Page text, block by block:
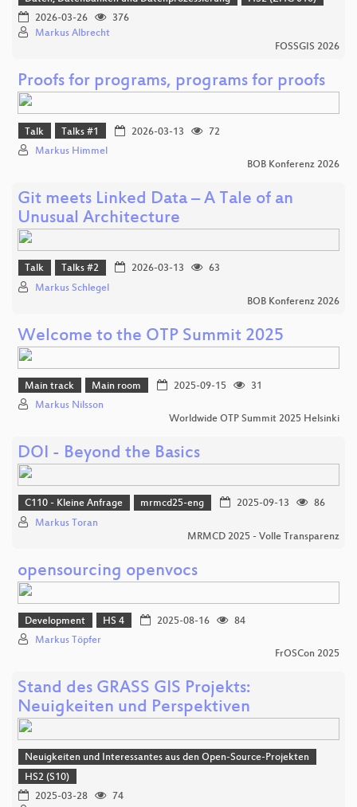
2026-03-26
376
Markus Albrecht
FOSSGIS 2026
Proofs for programs, programs for proofs
Talk Talks #1 2026-03-13
72
Markus Himmel
BOB Konferenz 2026
Git meets Linked Data – A Tale of an
Unusual Architecture
Talk Talks #2 2026-03-13
63
Markus Schlegel
BOB Konferenz 2026
Welcome to the OTP Summit 2025
Main track Main room 2025-09-15
31
Markus Nilsson
Worldwide OTP Summit 2025 Helsinki
DOI - Beyond the Basics
C110 - Kleine Anfrage mrmcd25-eng 2025-09-13
86
Markus Toran
MRMCD 2025 - Volle Transparenz
opensourcing openvocs
Development HS 4 2025-08-16
84
Markus Töpfer
FrOSCon 2025
Stand des GRASS GIS Projekts:
Neuigkeiten und Perspektiven
Neuigkeiten und Interessantes aus den Open-Source-Projekten
HS2 (S10)
2025-03-28
74